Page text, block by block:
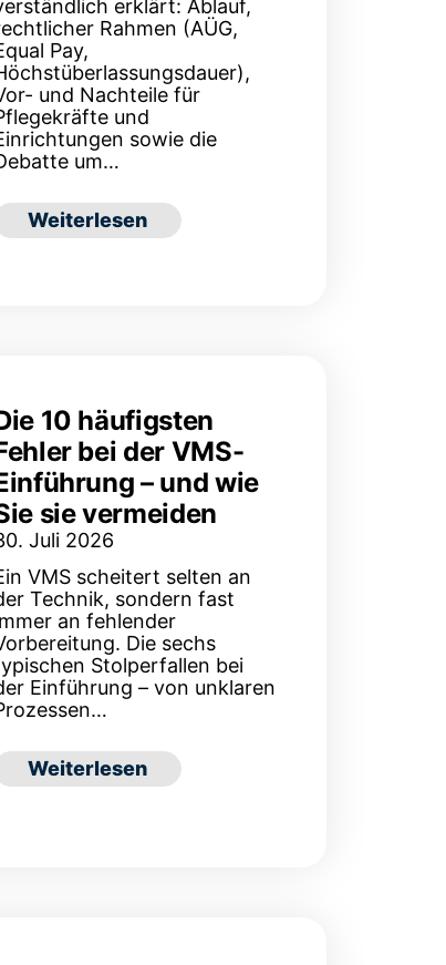
neue Kundenanfragen gewinnen
erklärt: Ablauf,
Rahmen (AÜG,
Pay,
und Nachteile für
und
sowie die
um…
Weiterlesen
: Zeitarbeit in der Pflege 2026: Recht,
messen und senken
10 häufigsten
bei der VMS-
– und wie
sie vermeiden
Juli 2026
VMS scheitert selten an
Technik, sondern fast
an fehlender
Die sechs
Stolperfallen bei
Einführung – von unklaren
Weiterlesen
: Die 10 häufigsten Fehler bei der VMS-